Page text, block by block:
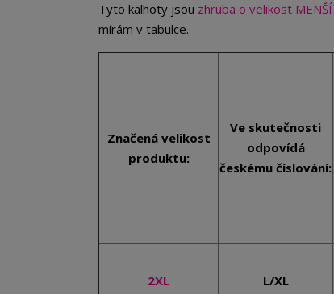
Tyto kalhoty jsou zhruba o velikost MENŠÍ
mírám v tabulce.
Značená velikost
produktu:
Ve skutečnosti
odpovídá
českému číslování:
2XL L/XL